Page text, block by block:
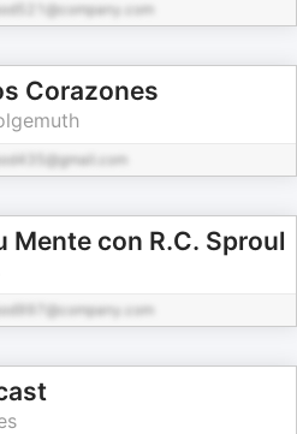
Corazones
Mente con R.C. Sproul